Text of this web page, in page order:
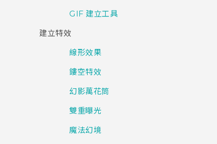
GIF 建立工具
建立特效
線形效果
鏤空特效
幻影萬花筒
雙重曝光
魔法幻境